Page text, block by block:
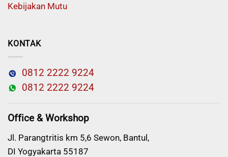
Kebijakan Mutu
KONTAK
0812 2222 9224
0812 2222 9224
Office & Workshop
Jl. Parangtritis km 5,6 Sewon, Bantul,
DI Yogyakarta 55187